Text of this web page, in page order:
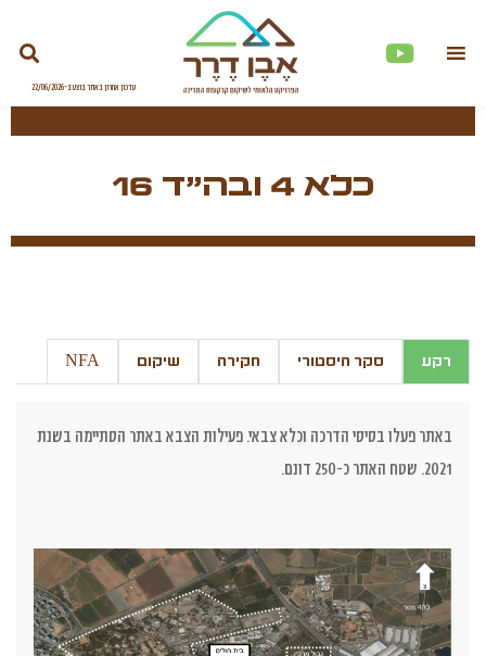
כלא 4 ובה"ד 16
רקע סקר היסטורי חקירה שיקום NFA
באתר פעלו בסיסי הדרכה וכלא צבאי. פעילות הצבא באתר הסתיימה בשנת
2021. שטח האתר כ-250 דונם.